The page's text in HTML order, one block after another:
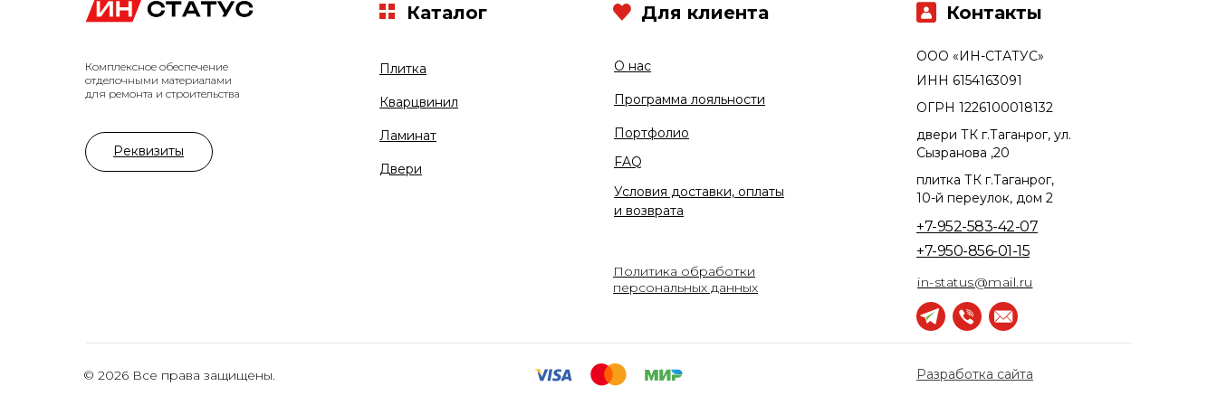
© 2026 Все права защищены.
Политика обработки
персональных данных
Комплексное обеспечение
отделочными материалами
для ремонта и строительства
Плитка
Кварцвинил
+7-950-856-01-15
+7-952-583-42-07
О нас
Ламинат
Программа лояльности
Двери
Портфолио
ООО «ИН-СТАТУС»
плитка ТК г.Таганрог,
10-й переулок, дом 2
двери ТК г.Таганрог, ул.
Сызранова ,20
ОГРН 1226100018132
ИНН 6154163091
Разработка сайта
Условия доставки, оплаты
и возврата
FAQ
Каталог
in-status@mail.ru
Контакты
Для клиента
Реквизиты